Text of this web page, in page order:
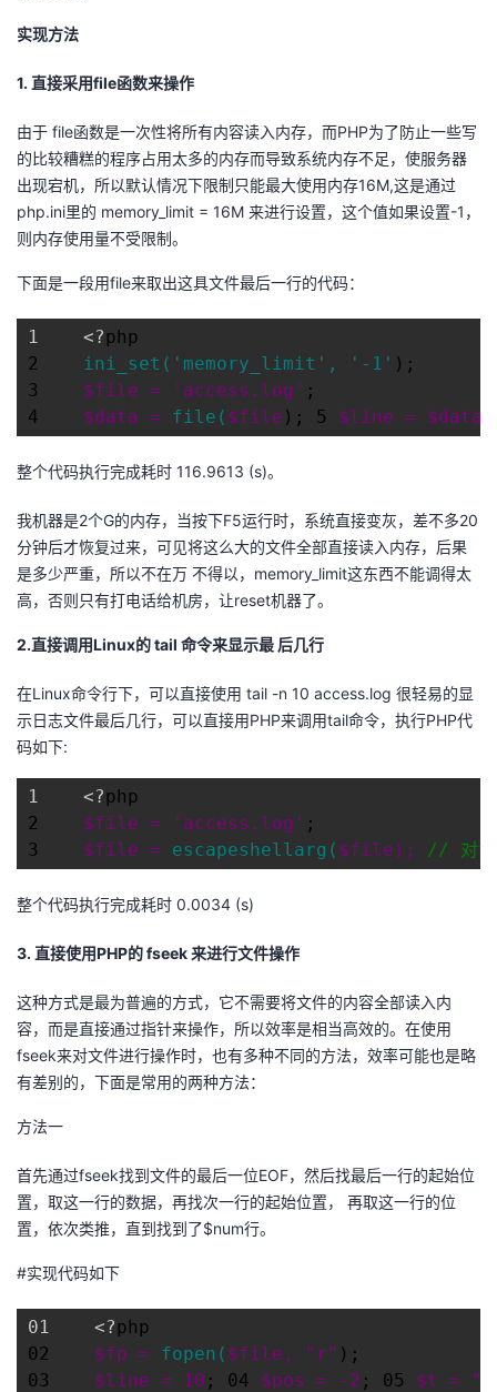
博
客
的
论
坛
我
的
圈
子
我
的
直
播
我
的
活
动
我
的
关
堂
我
的
课
程
我
的
认
证
我
的
实
我
的
我
的
技
术
支
持
我
的
云
声
建
实现方法
1. 直接采用file函数来操作
由于 file函数是一次性将所有内容读入内存，而PHP为了防止一些写
的比较糟糕的程序占用太多的内存而导致系统内存不足，使服务器
出现宕机，所以默认情况下限制只能最大使用内存16M,这是通过
php.ini里的 memory_limit = 16M 来进行设置，这个值如果设置-1，
则内存使用量不受限制。
下面是一段用file来取出这具文件最后一行的代码：
1    <?php
2 ini_set('memory_limit', '-1' );
3 $file = 'access.log' ;
4 $data = file( $file ); 5 $line = $data[
整个代码执行完成耗时 116.9613 (s)。
我机器是2个G的内存，当按下F5运行时，系统直接变灰，差不多20
分钟后才恢复过来，可见将这么大的文件全部直接读入内存，后果
是多少严重，所以不在万 不得以，memory_limit这东西不能调得太
高，否则只有打电话给机房，让reset机器了。
2.直接调用Linux的 tail 命令来显示最 后几行
在Linux命令行下，可以直接使用 tail -n 10 access.log 很轻易的显
示日志文件最后几行，可以直接用PHP来调用tail命令，执行PHP代
码如下:
1    <?php
2 $file = 'access.log' ;
3 $file = escapeshellarg( $file); // 对
整个代码执行完成耗时 0.0034 (s)
3. 直接使用PHP的 fseek 来进行文件操作
这种方式是最为普遍的方式，它不需要将文件的内容全部读入内
容，而是直接通过指针来操作，所以效率是相当高效的。在使用
fseek来对文件进行操作时，也有多种不同的方法，效率可能也是略
有差别的，下面是常用的两种方法：
方法一
首先通过fseek找到文件的最后一位EOF，然后找最后一行的起始位
置，取这一行的数据，再找次一行的起始位置， 再取这一行的位
置，依次类推，直到找到了$num行。
#实现代码如下
01    <?php
02 $fp = fopen( $file, "r" );
03 $line = 10 ; 04 $pos = -2 ; 05 $t = "